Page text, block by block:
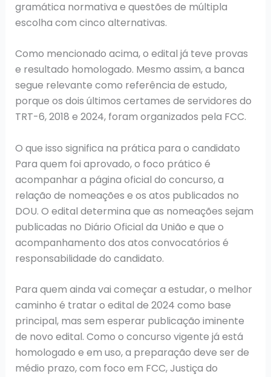
gramática normativa e questões de múltipla
escolha com cinco alternativas.
Como mencionado acima, o edital já teve provas
e resultado homologado. Mesmo assim, a banca
segue relevante como referência de estudo,
porque os dois últimos certames de servidores do
TRT-6, 2018 e 2024, foram organizados pela FCC.
O que isso significa na prática para o candidato
Para quem foi aprovado, o foco prático é
acompanhar a página oficial do concurso, a
relação de nomeações e os atos publicados no
DOU. O edital determina que as nomeações sejam
publicadas no Diário Oficial da União e que o
acompanhamento dos atos convocatórios é
responsabilidade do candidato.
Para quem ainda vai começar a estudar, o melhor
caminho é tratar o edital de 2024 como base
principal, mas sem esperar publicação iminente
de novo edital. Como o concurso vigente já está
homologado e em uso, a preparação deve ser de
médio prazo, com foco em FCC, Justiça do